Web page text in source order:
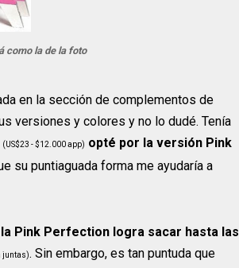
como la de la foto
en la sección de complementos de
versiones y colores y no lo dudé. Tenía
(US$23 - $12.000 app) opté por la versión Pink
su puntiaguada forma me ayudaría a
Pink Perfection logra sacar hasta las
juntas). Sin embargo, es tan puntuda que